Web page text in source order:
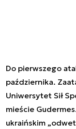
Do pierwszego
października.
Uniwersytet Sił
mieście
ukraińskim